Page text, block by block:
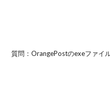
質問：OrangePostのexeファイ